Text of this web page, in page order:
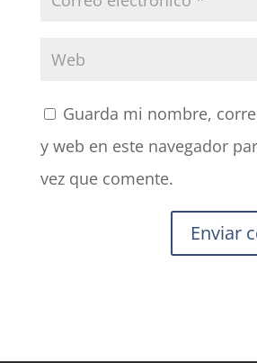
Guarda mi nombre,
y web en este navegador
vez que comente.